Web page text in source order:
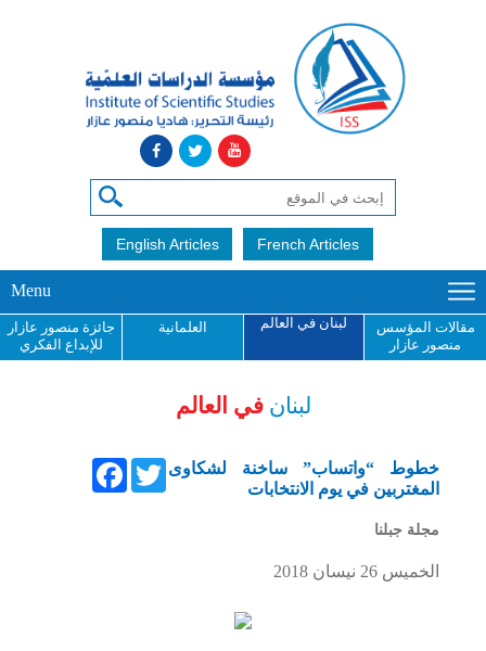
English Articles French Articles
Menu
مقالات المؤسس
منصور عازار
لبنان في العالم العلمانية
جائزة منصور عازار
للإبداع الفكري
لبنان في العالم
FacebookTwitter خطوط “واتساب” ساخنة لشكاوى
المغتربين في يوم الانتخابات
مجلة جبلنا
الخميس 26 نيسان 2018